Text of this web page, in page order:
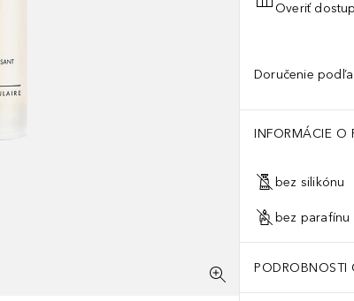
Overiť
Doručenie podľa
INFORMÁCIE O
bez silikónu
bez parafínu
PODROBNOSTI